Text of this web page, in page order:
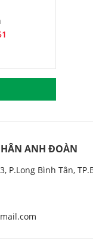
ANH ĐOÀN
P.Long Bình Tân,